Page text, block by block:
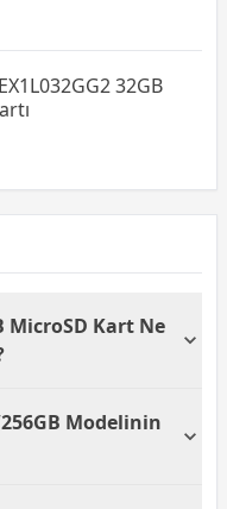
32GB
MicroSD Kart Ne
Bu kapasite,
çok sayıda
Modelinin